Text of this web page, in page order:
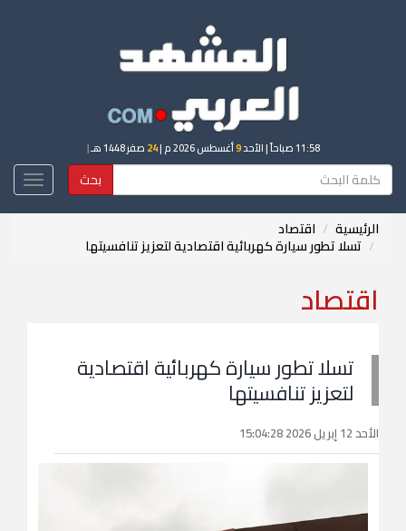
11:58 صباحاً | الأحد9أغسطس 2026 م | 24 صفر 1448 هـ |
بحث
الرئيسية اقتصاد
تسلا تطور سيارة كهربائية اقتصادية لتعزيز تنافسيتها
اقتصاد
تسلا تطور سيارة كهربائية اقتصادية
لتعزيز تنافسيتها
الأحد 12 إبريل 2026 15:04:28